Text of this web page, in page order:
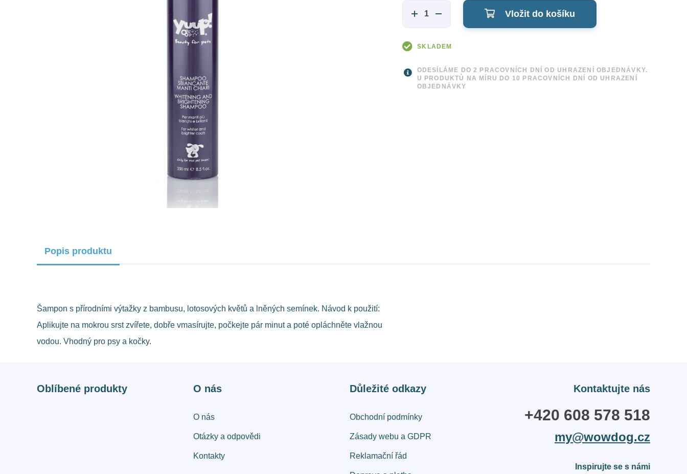
Vložit do košíku
SKLADEM
ODESÍLÁME DO 2 PRACOVNÍCH DNÍ OD UHRAZENÍ OBJEDNÁVKY.
U PRODUKTŮ NA MÍRU DO 10 PRACOVNÍCH DNÍ OD UHRAZENÍ
OBJEDNÁVKY
Popis produktu
Šampon s přírodními výtažky z bambusu, lotosových květů a lněných semínek. Návod k použití:
Aplikujte na mokrou srst zvířete, dobře vmasírujte, počkejte pár minut a poté opláchněte vlažnou
vodou. Vhodný pro psy a kočky.
Oblíbené produkty O nás
O nás
Otázky a odpovědi
Kontakty
Důležité odkazy
Obchodní podmínky
Zásady webu a GDPR
Reklamační řád
Kontaktujte nás
+420 608 578 518
my@wowdog.cz
Inspirujte se s námi